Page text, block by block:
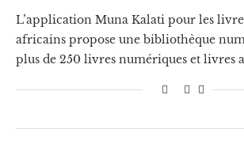
L’application Muna Kalati pour les
africains propose une bibliothèque
plus de 250 livres numériques et livres